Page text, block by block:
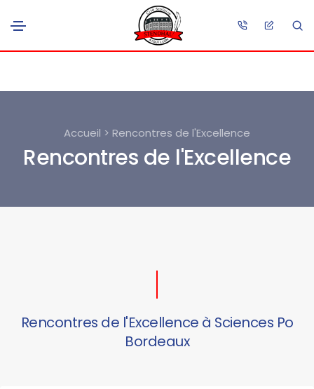
Accueil > Rencontres de l'Excellence
Rencontres de l'Excellence
Rencontres de l'Excellence à Sciences Po
Bordeaux